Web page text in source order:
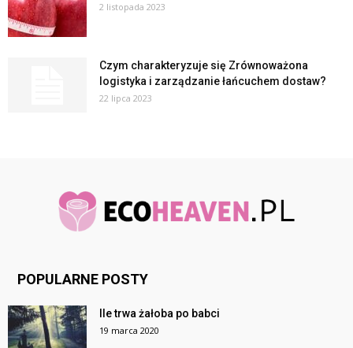
2 listopada 2023
Czym charakteryzuje się Zrównoważona
logistyka i zarządzanie łańcuchem dostaw?
22 lipca 2023
POPULARNE POSTY
Ile trwa żałoba po babci
19 marca 2020